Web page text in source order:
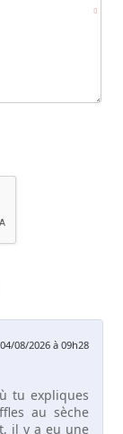
04/08/2026 à 09h28
tu expliques
au sèche
il y a eu une